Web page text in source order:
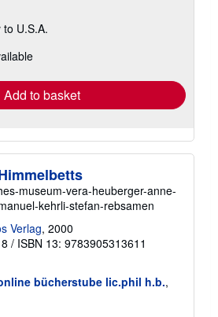
U.S.A.
Add to basket
museum-vera-heuberger-anne-
kehrli-stefan-rebsamen
Verlag, 2000
/ ISBN 13: 9783905313611
bücherstube lic.phil h.b.,